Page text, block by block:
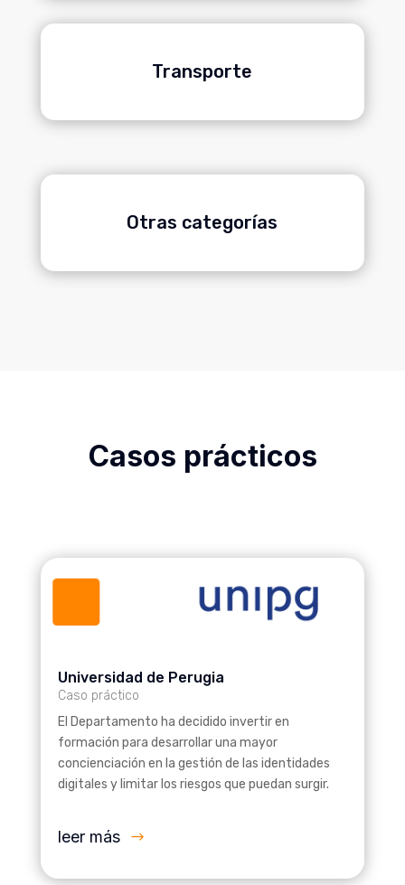
Transporte
Otras categorías
Casos prácticos
Universidad de Perugia
Caso práctico
El Departamento ha decidido invertir en
formación para desarrollar una mayor
concienciación en la gestión de las identidades
digitales y limitar los riesgos que puedan surgir.
leer más